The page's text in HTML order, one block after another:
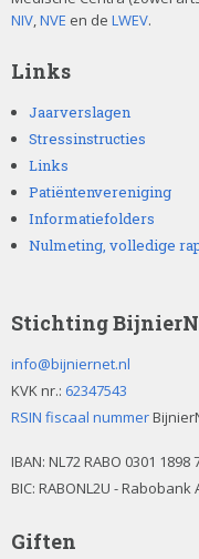
NIV,NVE en de LWEV.
Links
Jaarverslagen
Stressinstructies
Links
Patiëntenvereniging
Informatiefolders
Nulmeting, volledige
Stichting
info@bijniernet.nl
KVK nr.: 62347543
RSIN fiscaal nummer
IBAN: NL72 RABO 0301 1898
BIC: RABONL2U -
Giften